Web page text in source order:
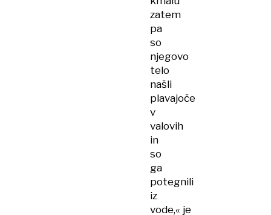
zatem
pa
so
njegovo
telo
našli
plavajoče
v
valovih
in
so
ga
potegnili
iz
vode,« je